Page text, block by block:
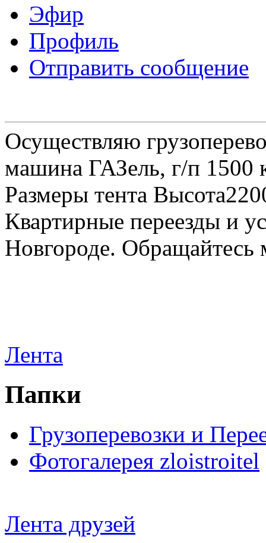
Эфир
Профиль
Отправить сообщение
Осуществляю
машина ГАЗель, г/п 1500
Размеры тента
Квартирные переезды и
Новгороде.
Лента
Папки
Грузоперевозки и
Фотогалерея zloistroitel
Лента друзей